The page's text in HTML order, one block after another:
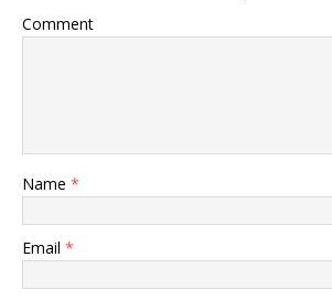
Comment
Name *
Email *